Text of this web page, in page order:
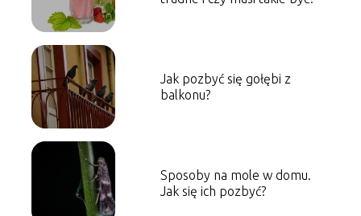
Jak pozbyć się gołębi z
balkonu?
Sposoby na mole w domu.
Jak się ich pozbyć?